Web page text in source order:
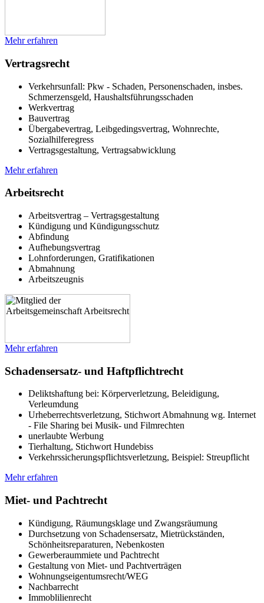
Mehr erfahren
Vertragsrecht
Verkehrsunfall: Pkw - Schaden, Personenschaden, insbes.
Schmerzensgeld, Haushaltsführungsschaden
Werkvertrag
Bauvertrag
Übergabevertrag, Leibgedingsvertrag, Wohnrechte,
Sozialhilferegress
Vertragsgestaltung, Vertragsabwicklung
Mehr erfahren
Arbeitsrecht
Arbeitsvertrag – Vertragsgestaltung
Kündigung und Kündigungsschutz
Abfindung
Aufhebungsvertrag
Lohnforderungen, Gratifikationen
Abmahnung
Arbeitszeugnis
Mehr erfahren
Schadensersatz- und Haftpflichtrecht
Deliktshaftung bei: Körperverletzung, Beleidigung,
Verleumdung
Urheberrechtsverletzung, Stichwort Abmahnung wg. Internet
- File Sharing bei Musik- und Filmrechten
unerlaubte Werbung
Tierhaltung, Stichwort Hundebiss
Verkehrssicherungspflichtsverletzung, Beispiel: Streupflicht
Mehr erfahren
Miet- und Pachtrecht
Kündigung, Räumungsklage und Zwangsräumung
Durchsetzung von Schadensersatz, Mietrückständen,
Schönheitsreparaturen, Nebenkosten
Gewerberaummiete und Pachtrecht
Gestaltung von Miet- und Pachtverträgen
Wohnungseigentumsrecht/WEG
Nachbarrecht
Immoblilienrecht